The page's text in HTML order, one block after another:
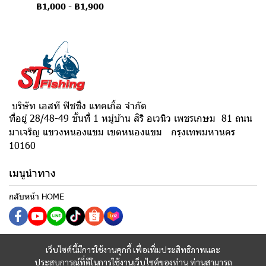
฿1,000 - ฿1,900
เว็บไซต์นี้มีการใช้งานคุกกี้ เพื่อเพิ่มประสิทธิภาพและ
ประสบการณ์ที่ดีในการใช้งานเว็บไซต์ของท่าน ท่านสามารถ
บริษัท เอสที ฟิชชิ่ง แทคเกิ้ล จำกัด
ที่อยู่ 28/48-49 ชั้นที่ 1 หมู่บ้าน สิริ อเวนิว เพชรเกษม 81 ถนน
มาเจริญ แขวงหนองแขม เขตหนองแขม กรุงเทพมหานคร
10160
เมนูนำทาง
กลับหน้า HOME